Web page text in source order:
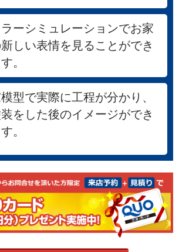
ーシミュレーションでお家
しい表情を見ることができ
。
型で実際に工程が分かり、
をした後のイメージができ
。